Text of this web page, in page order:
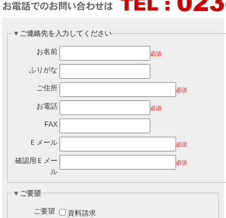
▼ご連絡先を入力してください
お名前 必須
ふりがな
ご住所 必須
お電話 必須
FAX
Ｅメール 必須
確認用Ｅメー
ル
必須
▼ご要望
ご要望
資料請求